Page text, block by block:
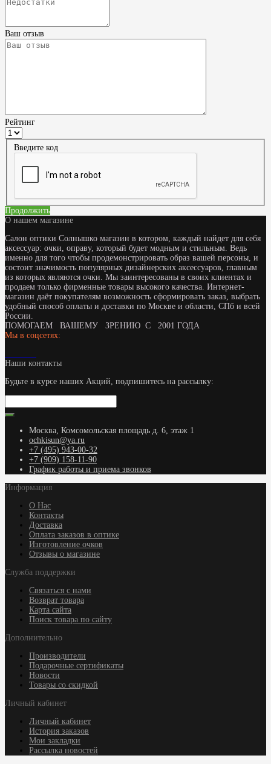
Ваш отзыв
Рейтинг
Введите код
Продолжить
О нашем магазине
Салон оптики Солнышко магазин в котором, каждый найдет для себя
аксессуар: очки, оправу, который будет модным и стильным. Ведь
именно для того чтобы продемонстрировать образ вашей персоны, и
состоит значимость популярных дизайнерских аксессуаров, главным
из которых являются очки. Мы заинтересованы в своих клиентах и
продаем только фирменные товары высокого качества. Интернет-
магазин даёт покупателям возможность сформировать заказ, выбрать
удобный способ оплаты и доставки по Москве и области, СПб и всей
России.
ПОМОГАЕМ ВАШЕМУ ЗРЕНИЮ С 2001 ГОДА
Мы в соцсетях:
Наши контакты
Будьте в курсе наших Акций, подпишитесь на рассылку:
Москва, Комсомольская площадь д. 6, этаж 1
ochkisun@ya.ru
+7 (495) 943-00-32
+7 (909) 158-11-90
График работы и приема звонков
Информация
О Нас
Контакты
Доставка
Оплата заказов в оптике
Изготовление очков
Отзывы о магазине
Служба поддержки
Связаться с нами
Возврат товара
Карта сайта
Поиск товара по сайту
Дополнительно
Производители
Подарочные сертификаты
Новости
Товары со скидкой
Личный кабинет
Личный кабинет
История заказов
Мои закладки
Рассылка новостей